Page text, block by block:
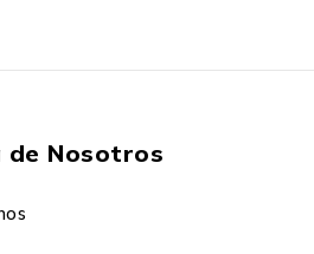
de Nosotros